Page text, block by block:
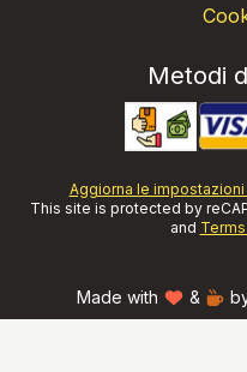
Metodi
Aggiorna le
This site is protected by
and
Made with &